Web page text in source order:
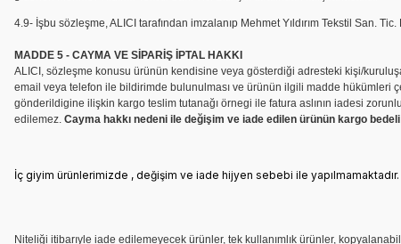
4.9- İşbu sözleşme, ALICI tarafından imzalanıp Mehmet Yıldırım Tekstil San. Tic.
MADDE 5 - CAYMA VE SİPARİŞ İPTAL HAKKI
ALICI, sözleşme konusu ürünün kendisine veya gösterdiği adresteki kişi/
email veya telefon ile bildirimde bulunulması ve ürünün ilgili madde hükümleri
gönderildigine ilişkin kargo teslim tutanağı örnegi ile fatura aslının iadesi
edilemez. Cayma hakkı nedeni ile değişim ve iade edilen ürünün kargo bedeli
İç giyim ürünlerimizde , değişim ve iade hijyen sebebi ile yapılmamaktadır.
Niteliği itibarıyle iade edilemeyecek ürünler, tek kullanımlık ürünler,